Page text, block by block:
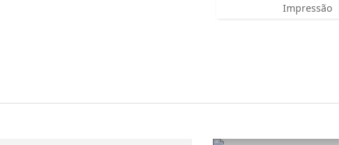
Impressão